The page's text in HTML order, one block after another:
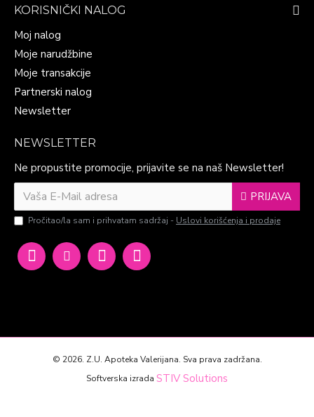
KORISNIČKI NALOG
Moj nalog
Moje narudžbine
Moje transakcije
Partnerski nalog
Newsletter
NEWSLETTER
Ne propustite promocije, prijavite se na naš Newsletter!
PRIJAVA
Pročitao/la sam i prihvatam sadržaj - Uslovi korišćenja i prodaje
© 2026. Z.U. Apoteka Valerijana. Sva prava zadržana.
Softverska izrada STIV Solutions